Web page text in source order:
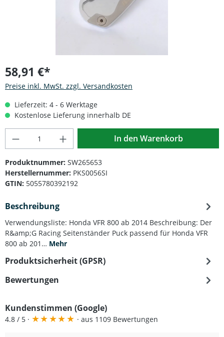
58,91 €*
Preise inkl. MwSt. zzgl. Versandkosten
Lieferzeit: 4 - 6 Werktage
Kostenlose Lieferung innerhalb DE
Produkt Anzahl: Gib den gewünschten
In den Warenkorb
Produktnummer: SW265653
Herstellernummer: PKS0056SI
GTIN: 5055780392192
Beschreibung
Verwendungsliste: Honda VFR 800 ab 2014 Beschreibung: Der
R&amp;G Racing Seitenständer Puck passend für Honda VFR
800 ab 201… Mehr
Produktsicherheit (GPSR)
Bewertungen
Kundenstimmen (Google)
4.8 / 5 · ★★★★★ · aus 1109 Bewertungen